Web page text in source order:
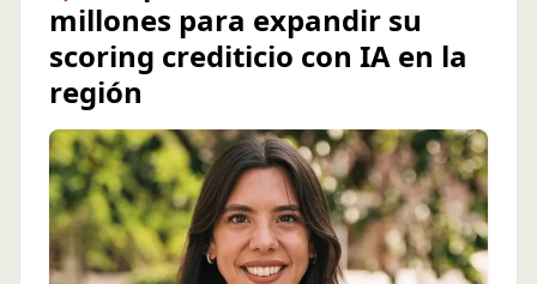
millones para expandir su
scoring crediticio con IA en la
región